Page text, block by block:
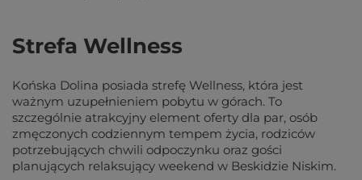
Strefa Wellness
Końska Dolina posiada strefę Wellness, która jest
ważnym uzupełnieniem pobytu w górach. To
szczególnie atrakcyjny element oferty dla par, osób
zmęczonych codziennym tempem życia, rodziców
potrzebujących chwili odpoczynku oraz gości
planujących relaksujący weekend w Beskidzie Niskim.